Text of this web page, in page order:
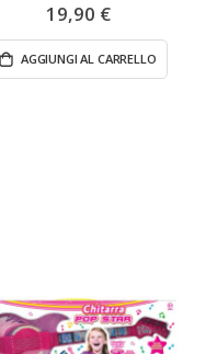
19,90 €
AGGIUNGI AL CARRELLO